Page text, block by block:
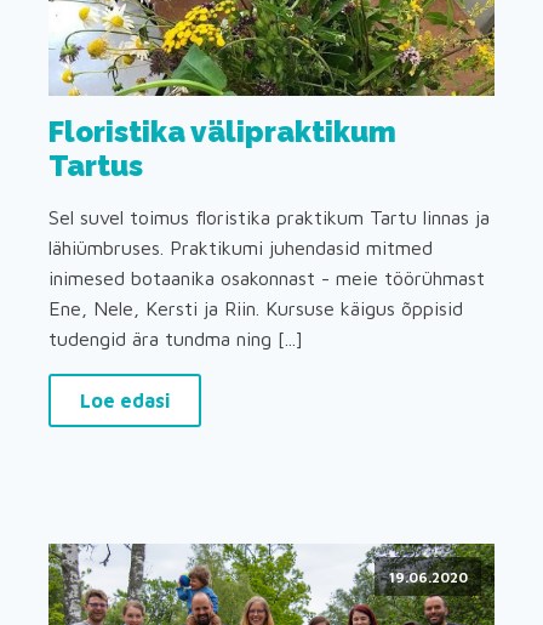
Floristika välipraktikum
Tartus
Sel suvel toimus floristika praktikum Tartu linnas ja
lähiümbruses. Praktikumi juhendasid mitmed
inimesed botaanika osakonnast - meie töörühmast
Ene, Nele, Kersti ja Riin. Kursuse käigus õppisid
tudengid ära tundma ning [...]
Loe edasi
19.06.2020